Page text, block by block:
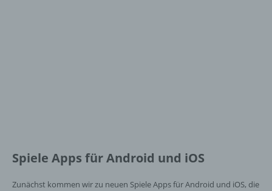
Spiele Apps für Android und iOS
Zunächst kommen wir zu neuen Spiele Apps für Android und iOS, die